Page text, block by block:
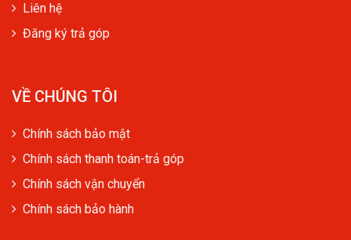
Liên hệ
Đăng ký trả góp
VỀ CHÚNG TÔI
Chính sách bảo mật
Chính sách thanh toán-trả góp
Chính sách vận chuyển
Chính sách bảo hành